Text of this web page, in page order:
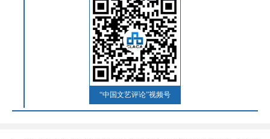
“中国文艺评论”视频号